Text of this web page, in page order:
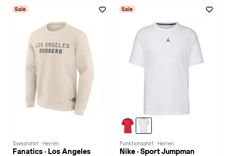
Sale
Sweatshirt · Herren
Fanatics · Los Angeles
Sale
Funktionsshirt · Herren
Nike · Sport Jumpman